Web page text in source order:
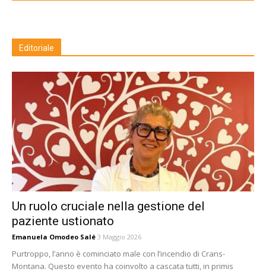
Editoriale
Un ruolo cruciale nella gestione del
paziente ustionato
Emanuela Omodeo Salé 3 Maggio 2026
Purtroppo, l’anno è cominciato male con l’incendio di Crans-
Montana. Questo evento ha coinvolto a cascata tutti, in primis